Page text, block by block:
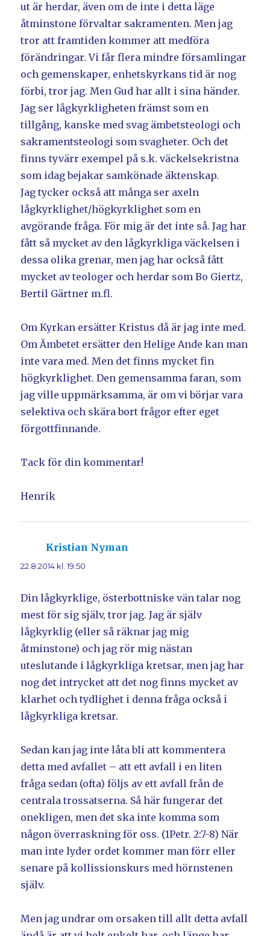
ut är herdar, även om de inte i detta läge
åtminstone förvaltar sakramenten. Men jag
tror att framtiden kommer att medföra
förändringar. Vi får flera mindre församlingar
och gemenskaper, enhetskyrkans tid är nog
förbi, tror jag. Men Gud har allt i sina händer.
Jag ser lågkyrkligheten främst som en
tillgång, kanske med svag ämbetsteologi och
sakramentsteologi som svagheter. Och det
finns tyvärr exempel på s.k. väckelsekristna
som idag bejakar samkönade äktenskap.
Jag tycker också att många ser axeln
lågkyrklighet/högkyrklighet som en
avgörande fråga. För mig är det inte så. Jag har
fått så mycket av den lågkyrkliga väckelsen i
dessa olika grenar, men jag har också fått
mycket av teologer och herdar som Bo Giertz,
Bertil Gärtner m.fl.
Om Kyrkan ersätter Kristus då är jag inte med.
Om Ämbetet ersätter den Helige Ande kan man
inte vara med. Men det finns mycket fin
högkyrklighet. Den gemensamma faran, som
jag ville uppmärksamma, är om vi börjar vara
selektiva och skära bort frågor efter eget
förgottfinnande.
Tack för din kommentar!
Henrik
Kristian Nyman
22.8.2014 kl. 19:50
Din lågkyrklige, österbottniske vän talar nog
mest för sig själv, tror jag. Jag är själv
lågkyrklig (eller så räknar jag mig
åtminstone) och jag rör mig nästan
uteslutande i lågkyrkliga kretsar, men jag har
nog det intrycket att det nog finns mycket av
klarhet och tydlighet i denna fråga också i
lågkyrkliga kretsar.
Sedan kan jag inte låta bli att kommentera
detta med avfallet – att ett avfall i en liten
fråga sedan (ofta) följs av ett avfall från de
centrala trossatserna. Så här fungerar det
onekligen, men det ska inte komma som
någon överraskning för oss. (1Petr. 2:7-8) När
man inte lyder ordet kommer man förr eller
senare på kollissionskurs med hörnstenen
själv.
Men jag undrar om orsaken till allt detta avfall